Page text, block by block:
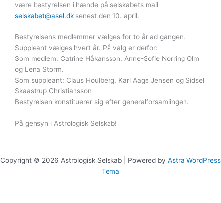
være bestyrelsen i hænde på selskabets mail
selskabet@asel.dk senest den 10. april.
Bestyrelsens medlemmer vælges for to år ad gangen.
Suppleant vælges hvert år. På valg er derfor:
Som medlem: Catrine Håkansson, Anne-Sofie Norring Olm
og Lena Storm.
Som suppleant: Claus Houlberg, Karl Aage Jensen og Sidsel
Skaastrup Christiansson
Bestyrelsen konstituerer sig efter generalforsamlingen.
På gensyn i Astrologisk Selskab!
Copyright © 2026 Astrologisk Selskab | Powered by Astra WordPress
Tema